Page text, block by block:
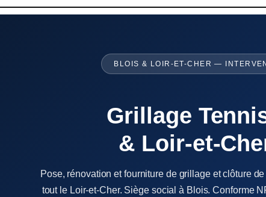
BLOIS & LOIR-ET-CHER —
Grillage
& Loir-et-
Pose, rénovation et fourniture de grillage et clôture
tout le Loir-et-Cher. Siège social à Blois. Conforme